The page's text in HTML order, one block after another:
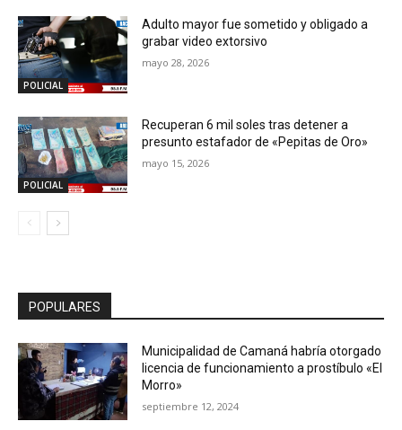
POLICIAL
Adulto mayor fue sometido y obligado a
grabar video extorsivo
mayo 28, 2026
POLICIAL
Recuperan 6 mil soles tras detener a
presunto estafador de «Pepitas de Oro»
mayo 15, 2026
POPULARES
Municipalidad de Camaná habría otorgado
licencia de funcionamiento a prostíbulo «El
Morro»
septiembre 12, 2024